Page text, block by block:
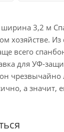
3,2 м
Из
всего
для УФ-
а значит,